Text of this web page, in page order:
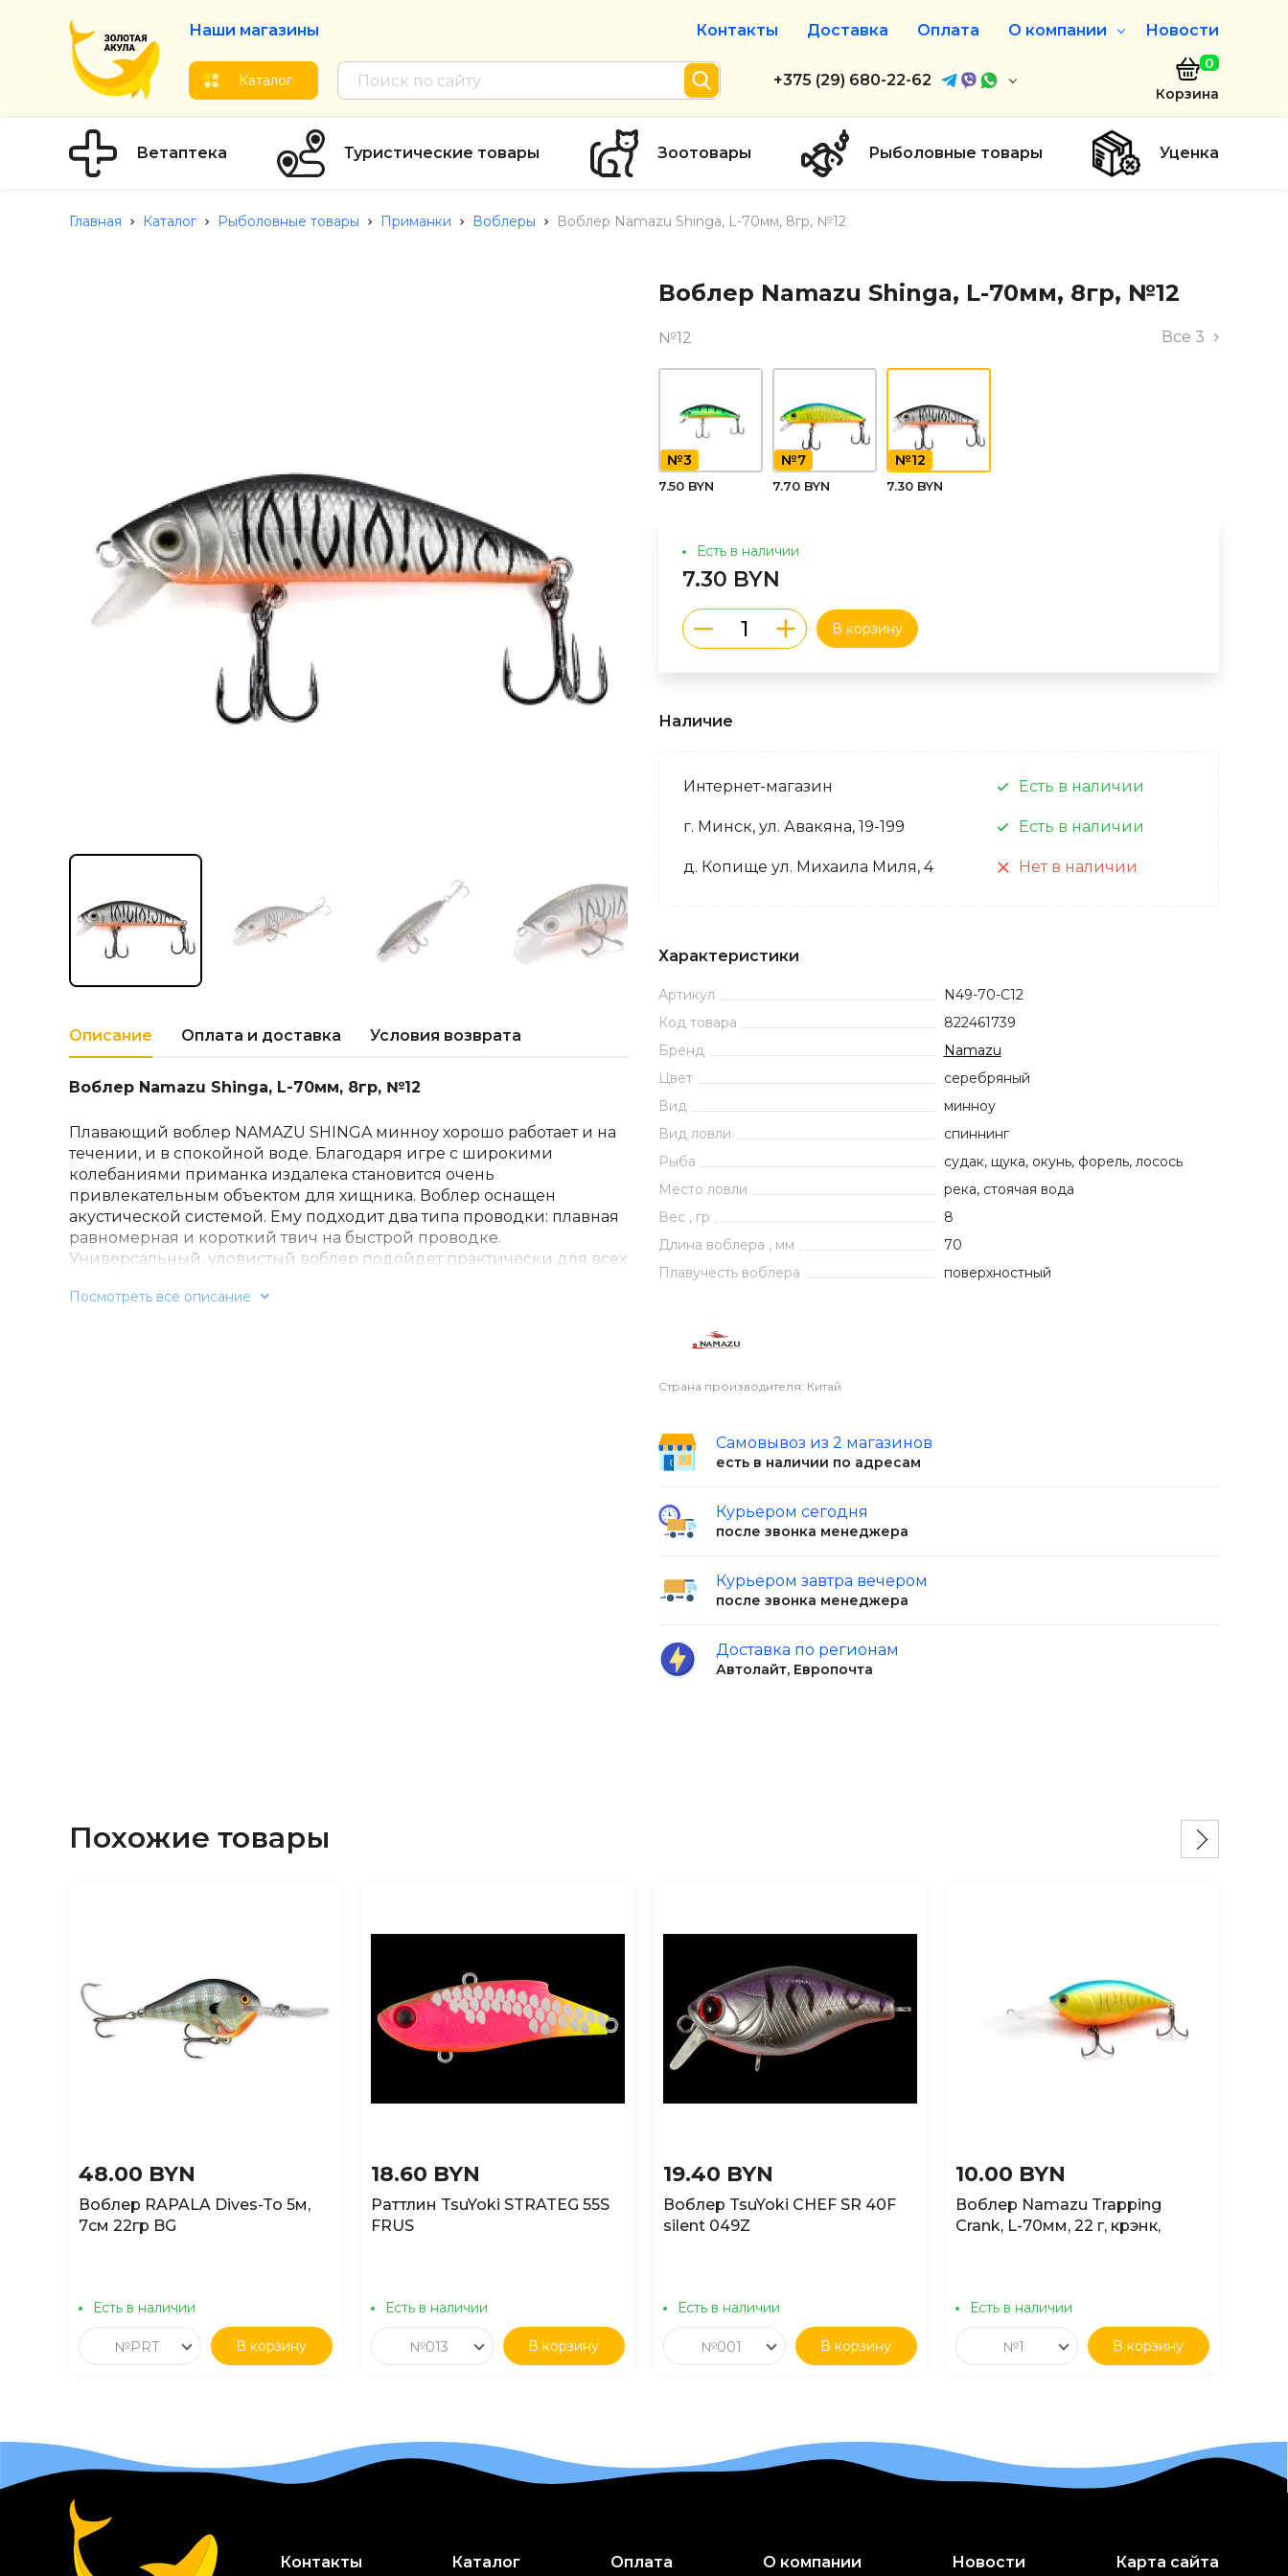
Наши магазины Контакты Доставка Оплата О компании
О нас
Дисконтная программа
Новости
Каталог +375 (29) 680-22-62
Интернет-магазин
тел. А1
Заказать звонок
info@zolotayaakula.by
0
Корзина
Ветаптека Туристические товары Зоотовары Рыболовные товары Уценка
Главная Каталог Рыболовные товары Приманки Воблеры Воблер Namazu Shinga, L-70мм, 8гр, №12
Описание Оплата и доставка Условия возврата
Воблер Namazu Shinga, L-70мм, 8гр, №12
Плавающий воблер NAMAZU SHINGA минноу хорошо работает и на
течении, и в спокойной воде. Благодаря игре с широкими
колебаниями приманка издалека становится очень
привлекательным объектом для хищника. Воблер оснащен
акустической системой. Ему подходит два типа проводки: плавная
равномерная и короткий твич на быстрой проводке.
Универсальный, уловистый воблер подойдет практически для всех
Посмотреть все описание
Воблер Namazu Shinga, L-70мм, 8гр, №12
№12 Все 3
№3
7.50 BYN
№7
7.70 BYN
№12
7.30 BYN
Есть в наличии
7.30 BYN
В корзину
Наличие
Интернет-магазин Есть в наличии
г. Минск, ул. Авакяна, 19-199 Есть в наличии
д. Копище ул. Михаила Миля, 4 Нет в наличии
Характеристики
Артикул
N49-70-C12
Код товара
822461739
Бренд
Namazu
Цвет
серебряный
Вид
минноу
Вид ловли
спиннинг
Рыба
судак, щука, окунь, форель, лосось
Место ловли
река, стоячая вода
Вес , гр
8
Длина воблера , мм
70
Плавучесть воблера
поверхностный
Страна производителя: Китай
Самовывоз из 2 магазинов
есть в наличии по адресам
Курьером сегодня
после звонка менеджера
Курьером завтра вечером
после звонка менеджера
Доставка по регионам
Автолайт, Европочта
Похожие товары
48.00 BYN
Воблер RAPALA Dives-To 5м,
7см 22гр BG
Есть в наличии
№PRT В корзину
18.60 BYN
Раттлин TsuYoki STRATEG 55S
FRUS
Есть в наличии
№013 В корзину
19.40 BYN
Воблер TsuYoki CHEF SR 40F
silent 049Z
Есть в наличии
№001 В корзину
10.00 BYN
Воблер Namazu Trapping
Crank, L-70мм, 22 г, крэнк,
Есть в наличии
№1 В корзину
Контакты Каталог Оплата О компании Новости Карта сайта